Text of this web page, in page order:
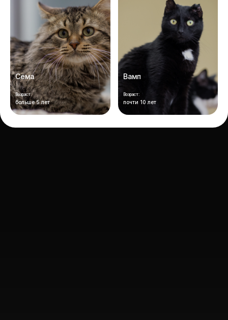
Сёма
Возраст:
больше 5 лет
Вамп
Возраст:
почти 10 лет